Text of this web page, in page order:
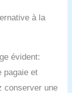
à la
évident:
pagaie et
conserver une